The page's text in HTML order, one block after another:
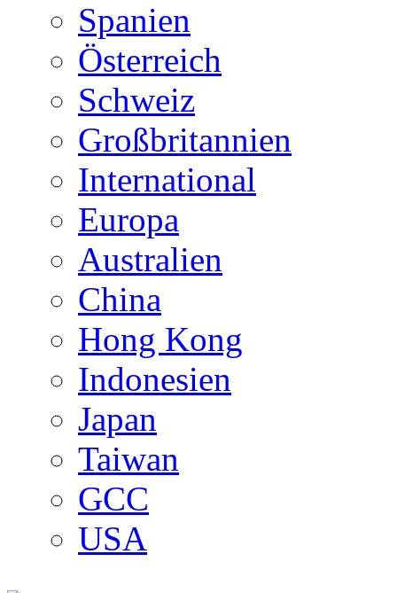
Spanien
Österreich
Schweiz
Großbritannien
International
Europa
Australien
China
Hong Kong
Indonesien
Japan
Taiwan
GCC
USA